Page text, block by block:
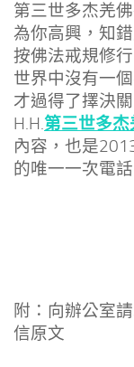
第三世多杰羌
為你高興，知
按佛法戒規修
世界中沒有一
才過得了擇決
H.H.第三世多杰
內容，也是
的唯一一次電話
附：向辦公室
信原文